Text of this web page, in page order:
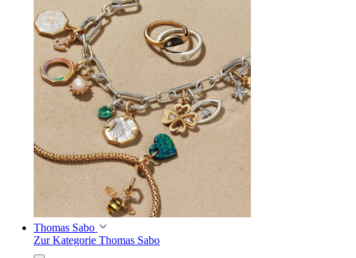
Thomas Sabo
Zur Kategorie Thomas Sabo